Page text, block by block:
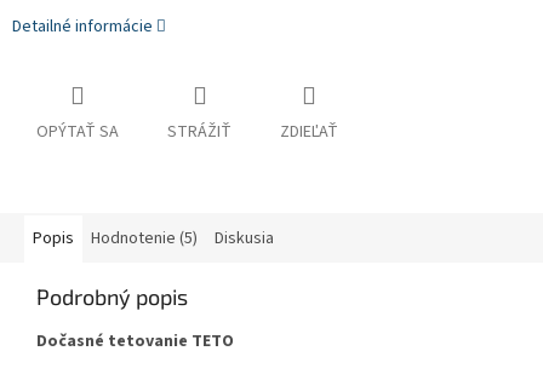
Detailné informácie
OPÝTAŤ SA STRÁŽIŤ ZDIEĽAŤ
Popis Hodnotenie (5) Diskusia
Podrobný popis
Dočasné tetovanie TETO